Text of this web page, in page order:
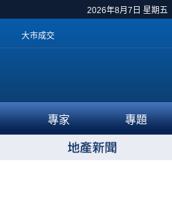
2026年8月7日 星期五
大市成交
專家 專題